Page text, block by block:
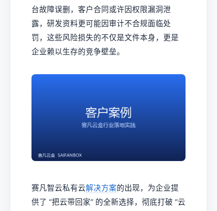
台故障误删，客户合同或许因权限漏洞泄
露，研发资料更可能因审计不合规面临处
罚，这些风险损失的不仅是文件本身，更是
企业赖以生存的竞争壁垒。
赛凡智云私有云解决方案的出现，为企业提
供了 “把云带回家” 的全新选择，彻底打破 “云